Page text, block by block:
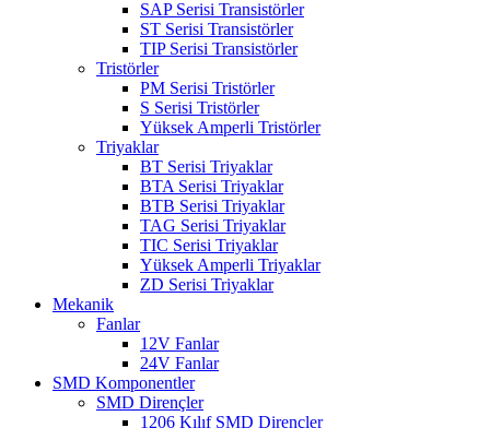
SAP Serisi Transistörler
ST Serisi Transistörler
TIP Serisi Transistörler
Tristörler
PM Serisi Tristörler
S Serisi Tristörler
Yüksek Amperli Tristörler
Triyaklar
BT Serisi Triyaklar
BTA Serisi Triyaklar
BTB Serisi Triyaklar
TAG Serisi Triyaklar
TIC Serisi Triyaklar
Yüksek Amperli Triyaklar
ZD Serisi Triyaklar
Mekanik
Fanlar
12V Fanlar
24V Fanlar
SMD Komponentler
SMD Dirençler
1206 Kılıf SMD Dirençler